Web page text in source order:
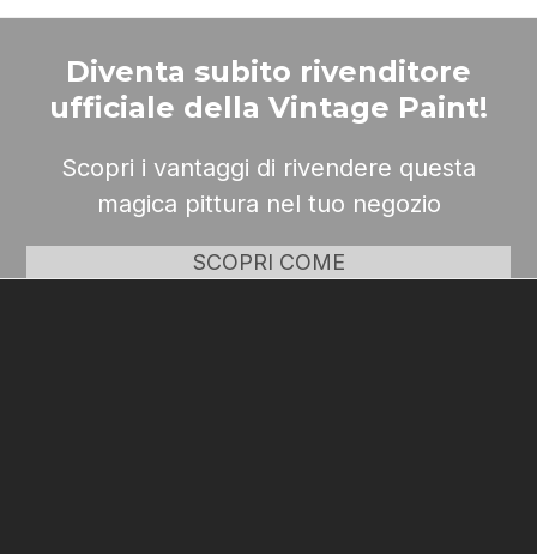
Diventa subito rivenditore
ufficiale della Vintage Paint!
Scopri i vantaggi di rivendere questa
magica pittura nel tuo negozio
SCOPRI COME